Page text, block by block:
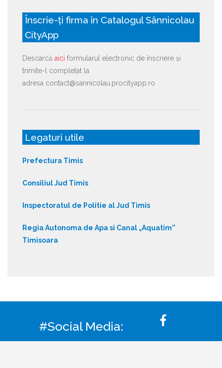
Înscrie-ți firma în Catalogul Sânnicolau
CityApp
Descarcă aici formularul electronic de înscriere și
trimite-l completat la
adresa contact@sannicolau.procityapp.ro
Legaturi utile
Prefectura Timis
Consiliul Jud Timis
Inspectoratul de Politie al Jud Timis
Regia Autonoma de Apa si Canal „Aquatim”
Timisoara
#Social Media: